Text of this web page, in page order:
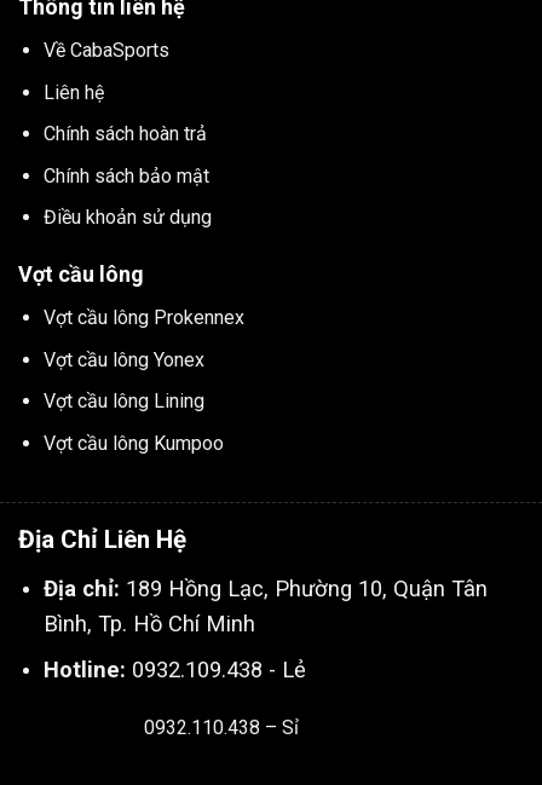
Thông tin liên hệ
Về CabaSports
Liên hệ
Chính sách hoàn trả
Chính sách bảo mật
Điều khoản sử dụng
Vợt cầu lông
Vợt cầu lông Prokennex
Vợt cầu lông Yonex
Vợt cầu lông Lining
Vợt cầu lông Kumpoo
Địa Chỉ Liên Hệ
Địa chỉ: 189 Hồng Lạc, Phường 10, Quận Tân
Bình, Tp. Hồ Chí Minh
Hotline: 0932.109.438 - Lẻ
0932.110.438 – Sỉ